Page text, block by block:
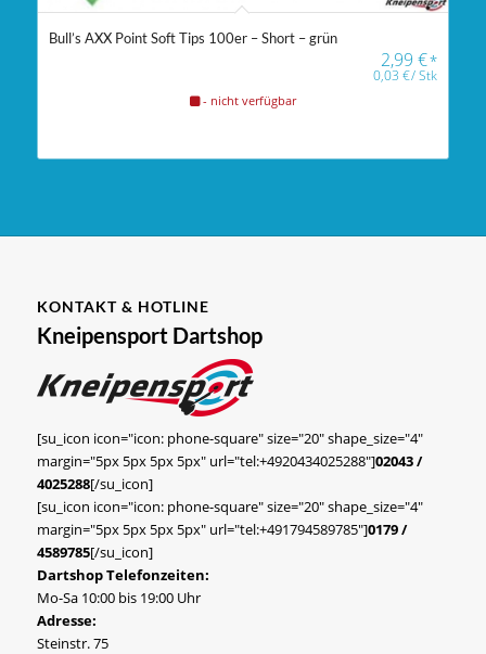
Bull’s AXX Point Soft Tips 100er – Short – grün
2,99€*
0,03€/Stk
- nicht verfügbar
KONTAKT & HOTLINE
Kneipensport Dartshop
[su_icon icon="icon: phone-square" size="20" shape_size="4"
margin="5px 5px 5px 5px" url="tel:+4920434025288"]02043 /
4025288[/su_icon]
[su_icon icon="icon: phone-square" size="20" shape_size="4"
margin="5px 5px 5px 5px" url="tel:+491794589785"]0179 /
4589785[/su_icon]
Dartshop Telefonzeiten:
Mo-Sa 10:00 bis 19:00 Uhr
Adresse:
Steinstr. 75